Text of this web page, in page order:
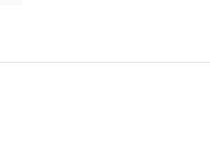
mũ cao hay kéo xuống che